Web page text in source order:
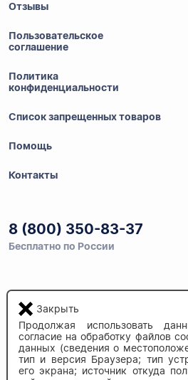
Отзывы
Пользовательское
соглашение
Политика
конфиденциальности
Список запрещенных товаров
Помощь
Контакты
8 (800) 350-83-37
Бесплатно по России
Напишите нам
info@auau.market
236027, г.Калининград
ул.Калязинская 6, оф. 2
Закрыть
Продолжая использовать
согласие на обработку файлов
данных (сведения о
тип и версия Браузера; тип
его экрана; источник откуда